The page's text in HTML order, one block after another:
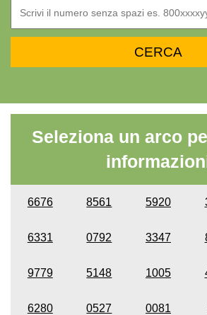
Seleziona un arco
6676 8561 5920
6331 0792 3347
9779 5148 1005
6280 0527 0081